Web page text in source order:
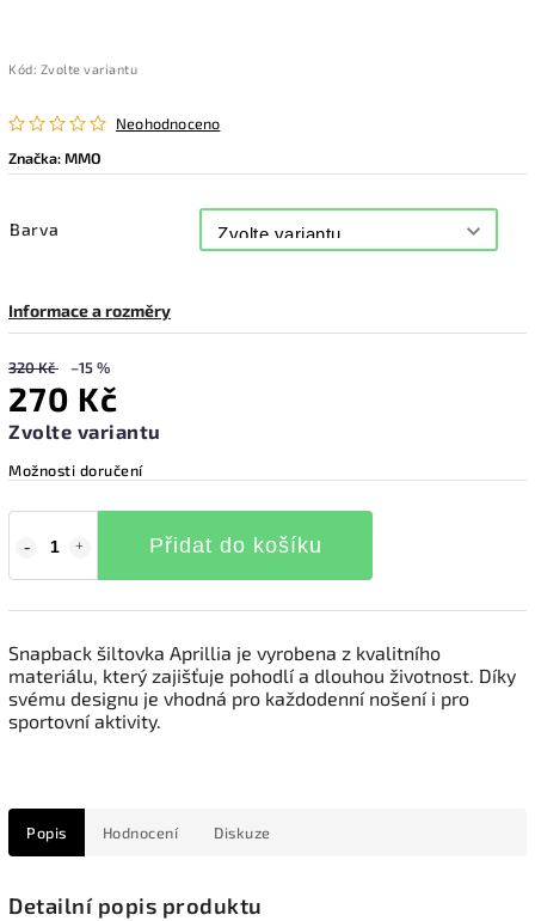
Kód: Zvolte variantu
Neohodnoceno
Značka:MMO
Barva
Informace a rozměry
320 Kč –15 %
270 Kč
Zvolte variantu
Možnosti doručení
Přidat do košíku
Snapback šiltovka Aprillia je vyrobena z kvalitního
materiálu, který zajišťuje pohodlí a dlouhou životnost. Díky
svému designu je vhodná pro každodenní nošení i pro
sportovní aktivity.
Popis Hodnocení Diskuze
Detailní popis produktu